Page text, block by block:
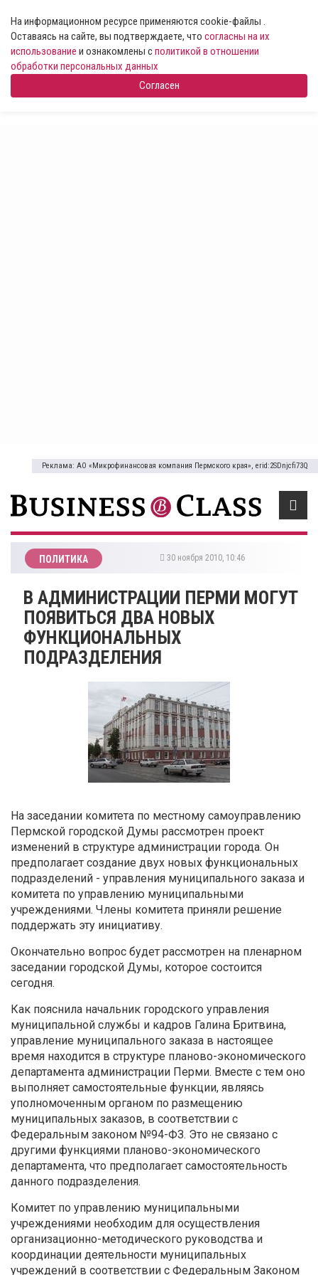
На информационном ресурсе применяются cookie-файлы .
Оставаясь на сайте, вы подтверждаете, что согласны на их
использование и ознакомлены сполитикой в отношении
обработки персональных данных
Согласен
Реклама: АО «Микрофинансовая компания Пермского края», erid:2SDnjcfi73Q
ПОЛИТИКА 30 ноября 2010, 10:46
В АДМИНИСТРАЦИИ ПЕРМИ МОГУТ
ПОЯВИТЬСЯ ДВА НОВЫХ
ФУНКЦИОНАЛЬНЫХ
ПОДРАЗДЕЛЕНИЯ
На заседании комитета по местному самоуправлению
Пермской городской Думы рассмотрен проект
изменений в структуре администрации города. Он
предполагает создание двух новых функциональных
подразделений - управления муниципального заказа и
комитета по управлению муниципальными
учреждениями. Члены комитета приняли решение
поддержать эту инициативу.
Окончательно вопрос будет рассмотрен на пленарном
заседании городской Думы, которое состоится
сегодня.
Как пояснила начальник городского управления
муниципальной службы и кадров Галина Бритвина,
управление муниципального заказа в настоящее
время находится в структуре планово-экономического
департамента администрации Перми. Вместе с тем оно
выполняет самостоятельные функции, являясь
уполномоченным органом по размещению
муниципальных заказов, в соответствии с
Федеральным законом №94-ФЗ. Это не связано с
другими функциями планово-экономического
департамента, что предполагает самостоятельность
данного подразделения.
Комитет по управлению муниципальными
учреждениями необходим для осуществления
организационно-методического руководства и
координации деятельности муниципальных
учреждений в соответствии с Федеральным Законом